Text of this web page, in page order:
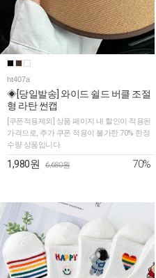
ht407a
◈[당일발송] 와이드 쉴드 버클 조절
형 라탄 썬캡
[쿠폰적용제외] 상품 페이지 내 할인이 적용된
가격으로, 추가 쿠폰 적용이 불가한 70% 한정
수량 상품입니다.
1,980원 6,680원 70%